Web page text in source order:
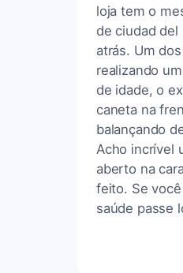
loja tem o
de ciudad del
atrás. Um
realizando
de idade, o
caneta na
balançando
Acho incrível
aberto na
feito. Se
saúde passe